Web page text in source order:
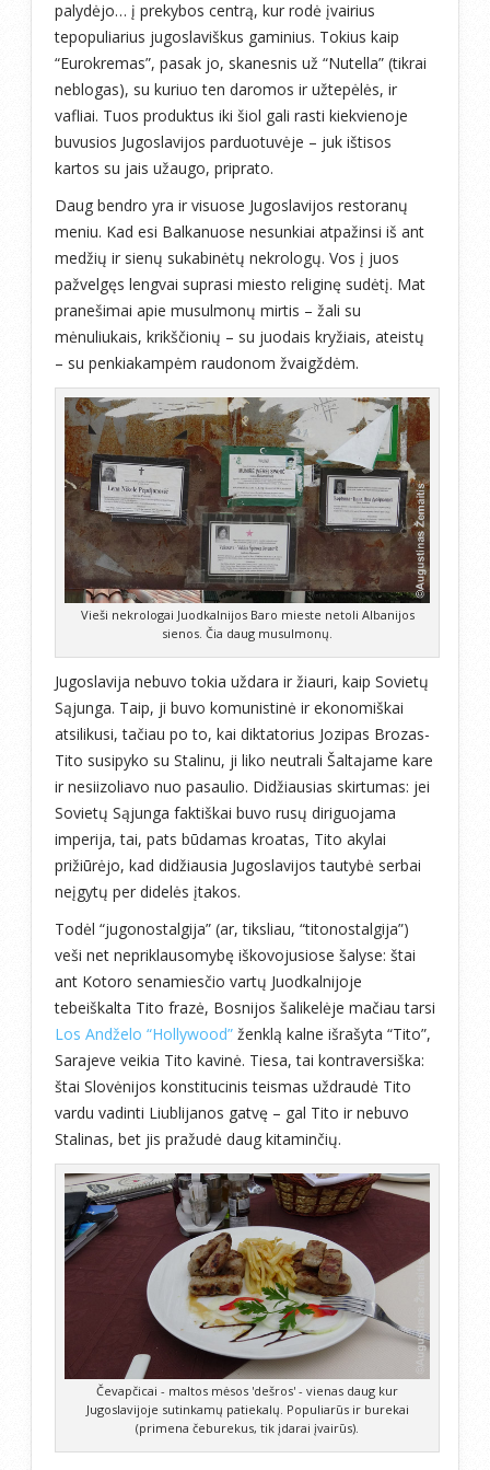
palydėjo… į prekybos centrą, kur rodė įvairius
tepopuliarius jugoslaviškus gaminius. Tokius kaip
“Eurokremas”, pasak jo, skanesnis už “Nutella” (tikrai
neblogas), su kuriuo ten daromos ir užtepėlės, ir
vafliai. Tuos produktus iki šiol gali rasti kiekvienoje
buvusios Jugoslavijos parduotuvėje – juk ištisos
kartos su jais užaugo, priprato.
Daug bendro yra ir visuose Jugoslavijos restoranų
meniu. Kad esi Balkanuose nesunkiai atpažinsi iš ant
medžių ir sienų sukabinėtų nekrologų. Vos į juos
pažvelgęs lengvai suprasi miesto religinę sudėtį. Mat
pranešimai apie musulmonų mirtis – žali su
mėnuliukais, krikščionių – su juodais kryžiais, ateistų
– su penkiakampėm raudonom žvaigždėm.
Vieši nekrologai Juodkalnijos Baro mieste netoli Albanijos
sienos. Čia daug musulmonų.
Jugoslavija nebuvo tokia uždara ir žiauri, kaip Sovietų
Sąjunga. Taip, ji buvo komunistinė ir ekonomiškai
atsilikusi, tačiau po to, kai diktatorius Jozipas Brozas-
Tito susipyko su Stalinu, ji liko neutrali Šaltajame kare
ir nesiizoliavo nuo pasaulio. Didžiausias skirtumas: jei
Sovietų Sąjunga faktiškai buvo rusų diriguojama
imperija, tai, pats būdamas kroatas, Tito akylai
prižiūrėjo, kad didžiausia Jugoslavijos tautybė serbai
neįgytų per didelės įtakos.
Todėl “jugonostalgija” (ar, tiksliau, “titonostalgija”)
veši net nepriklausomybę iškovojusiose šalyse: štai
ant Kotoro senamiesčio vartų Juodkalnijoje
tebeiškalta Tito frazė, Bosnijos šalikelėje mačiau tarsi
Los Andželo “Hollywood” ženklą kalne išrašyta “Tito”,
Sarajeve veikia Tito kavinė. Tiesa, tai kontraversiška:
štai Slovėnijos konstitucinis teismas uždraudė Tito
vardu vadinti Liublijanos gatvę – gal Tito ir nebuvo
Stalinas, bet jis pražudė daug kitaminčių.
Čevapčicai - maltos mėsos 'dešros' - vienas daug kur
Jugoslavijoje sutinkamų patiekalų. Populiarūs ir burekai
(primena čeburekus, tik įdarai įvairūs).